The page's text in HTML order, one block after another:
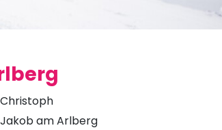
am Arlberg